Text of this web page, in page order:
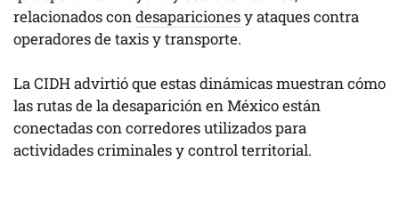
relacionados condesaparicionesy ataques contra
operadores de taxis y transporte.
La CIDH advirtió que estas dinámicas muestran cómo
las rutas de la desaparición en México están
conectadas con corredores utilizados para
actividades criminales y control territorial.